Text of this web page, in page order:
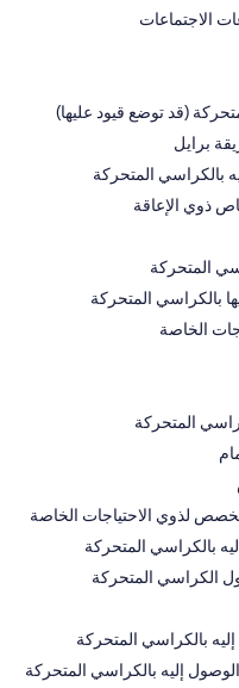
الاجتماعات
(قد توضع قيود عليها)
برايل
بالكراسي المتحركة
ذوي الإعاقة
المتحركة
بالكراسي المتحركة
الخاصة
المتحركة
لذوي الاحتياجات الخاصة
بالكراسي المتحركة
الكراسي المتحركة
بالكراسي المتحركة
إليه بالكراسي المتحركة